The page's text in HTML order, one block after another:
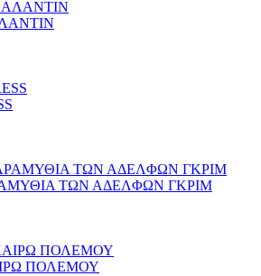
ΤΩΝ ΑΔΕΛΦΩΝ ΓΚΡΙΜ
ΠΟΛΕΜΟΥ